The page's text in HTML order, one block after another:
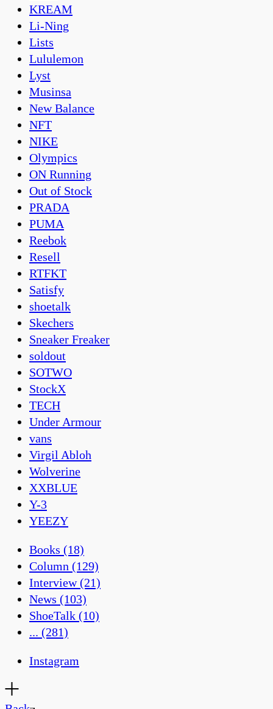
KREAM
Li-Ning
Lists
Lululemon
Lyst
Musinsa
New Balance
NFT
NIKE
Olympics
ON Running
Out of Stock
PRADA
PUMA
Reebok
Resell
RTFKT
Satisfy
shoetalk
Skechers
Sneaker Freaker
soldout
SOTWO
StockX
TECH
Under Armour
vans
Virgil Abloh
Wolverine
XXBLUE
Y-3
YEEZY
Books (18)
Column (129)
Interview(21)
News (103)
ShoeTalk (10)
... (281)
Instagram